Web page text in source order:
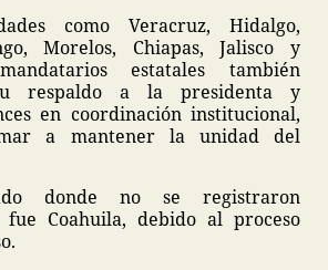
como Veracruz, Hidalgo,
Morelos, Chiapas, Jalisco y
estatales también
respaldo a la presidenta y
en coordinación institucional,
a mantener la unidad del
donde no se registraron
fue Coahuila, debido al proceso